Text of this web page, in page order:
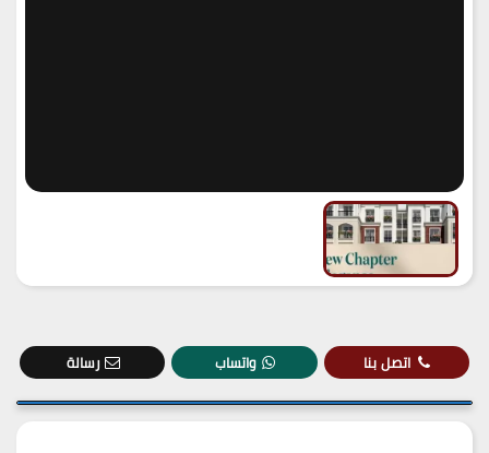
اتصل بنا واتساب رسالة